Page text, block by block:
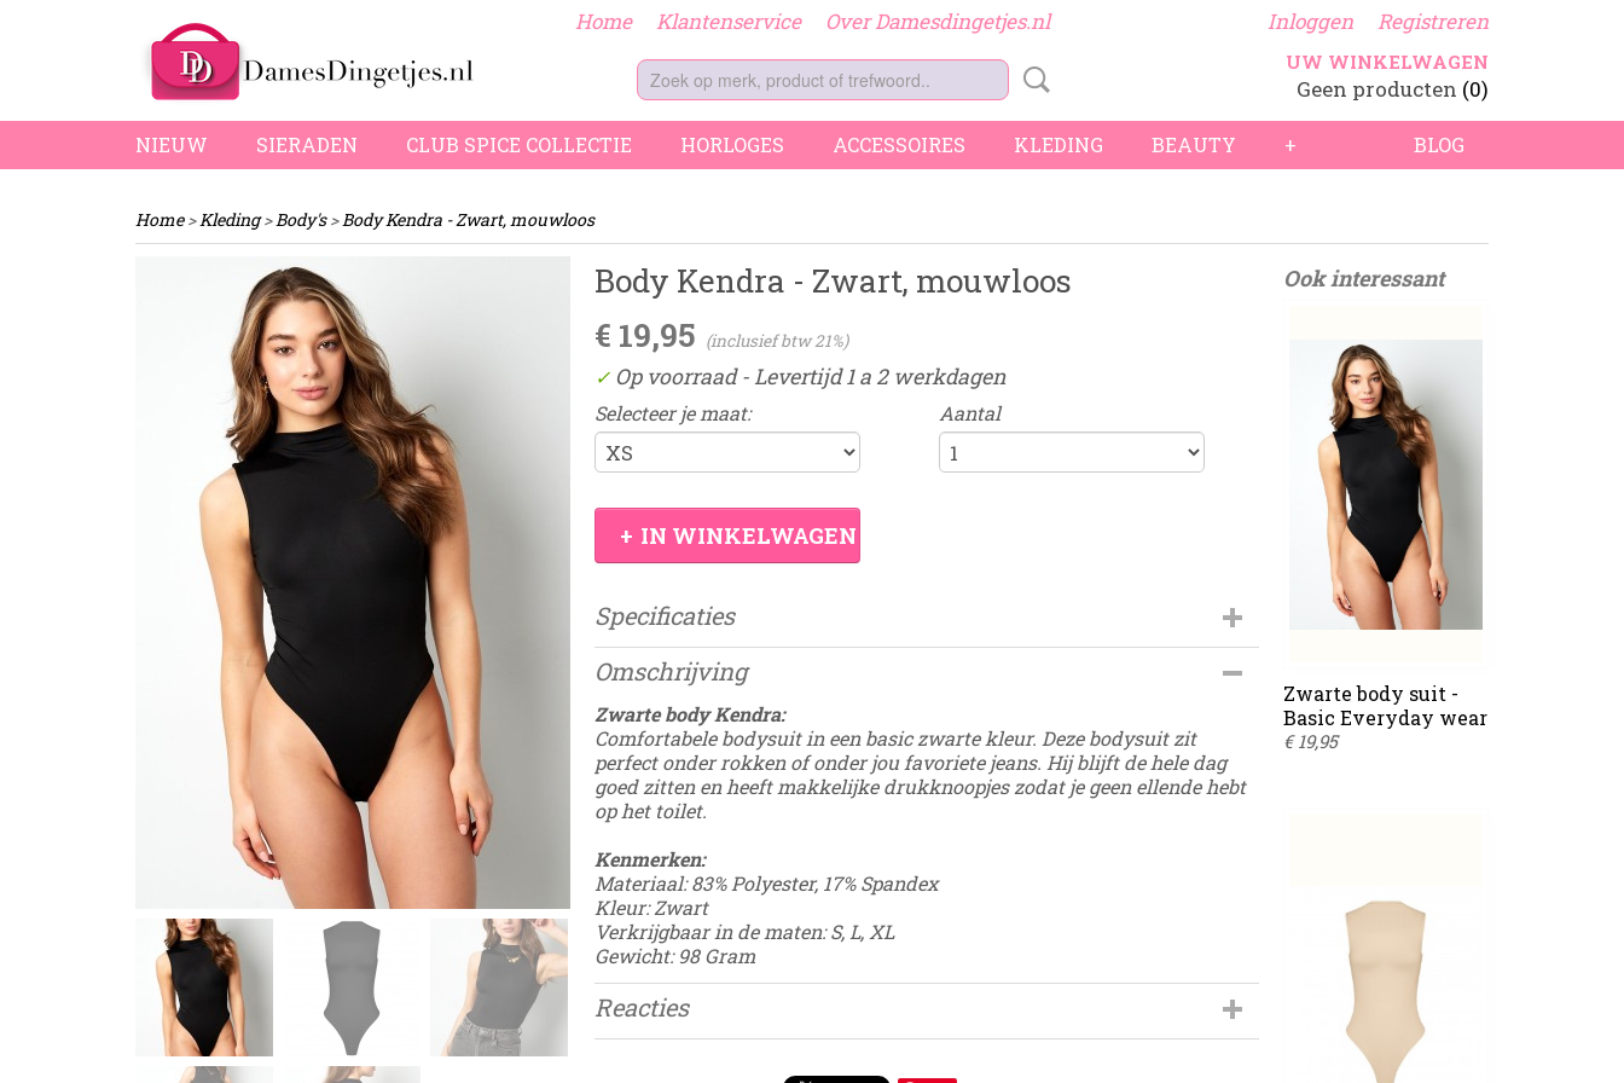
Home Klantenservice Over Damesdingetjes.nl Inloggen Registreren
UW WINKELWAGEN
Geen producten (0)
BLOG
NIEUW SIERADEN CLUB SPICE COLLECTIE HORLOGES ACCESSOIRES KLEDING BEAUTY +
Home>Kleding>Body's>Body Kendra - Zwart, mouwloos
Body Kendra - Zwart, mouwloos
€ 19,95 (inclusief btw 21%)
✓ Op voorraad- Levertijd 1 a 2 werkdagen
Selecteer je maat: Aantal
IN WINKELWAGEN
Specificaties
Productcode
EAN code
Omschrijving
Zwarte body Kendra:
Comfortabele bodysuit in een basic zwarte kleur. Deze bodysuit zit
perfect onder rokken of onder jou favoriete jeans. Hij blijft de hele dag
goed zitten en heeft makkelijke drukknoopjes zodat je geen ellende hebt
op het toilet.
Kenmerken:
Materiaal: 83% Polyester, 17% Spandex
Kleur: Zwart
Verkrijgbaar in de maten: S, L, XL
Gewicht: 98 Gram
Reacties
Ook interessant
Zwarte body suit -
Basic Everyday wear
€ 19,95